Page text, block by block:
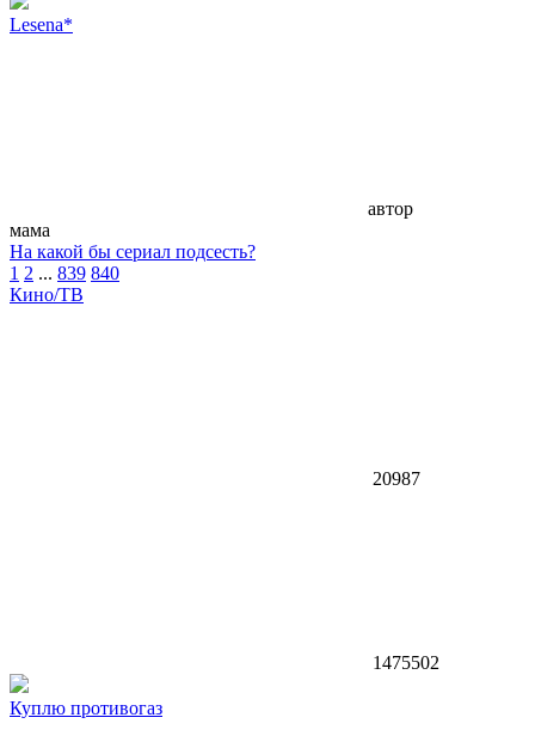
Lesena*
автор
мама
На какой бы сериал подсесть?
1 2 ... 839 840
Кино/ТВ
20987
1475502
Куплю противогаз